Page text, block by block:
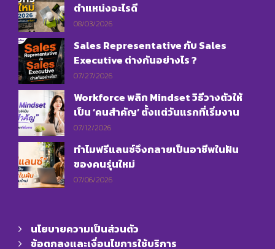
ตำแหน่งอะไรดี
08/03/2026
Sales Representative กับ Sales
Executive ต่างกันอย่างไร ?
07/27/2026
Workforce พลิก Mindset วิธีวางตัวให้
เป็น ‘คนสำคัญ’ ตั้งแต่วันแรกที่เริ่มงาน
07/12/2026
ทำไมฟรีแลนซ์จึงกลายเป็นอาชีพในฝัน
ของคนรุ่นใหม่
07/06/2026
นโยบายความเป็นส่วนตัว
ข้อตกลงและเงื่อนไขการใช้บริการ